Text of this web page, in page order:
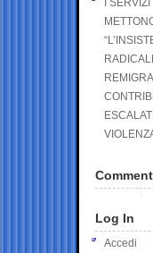
I
Log In
Accedi